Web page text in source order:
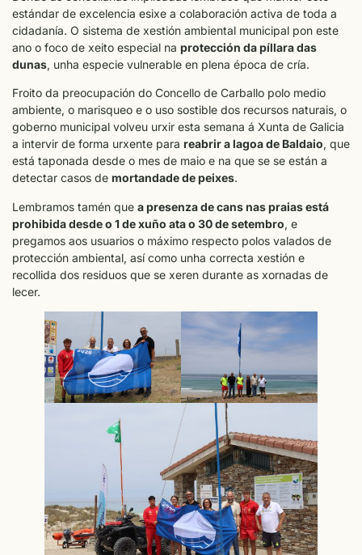
estándar de excelencia esixe a colaboración activa de toda a
cidadanía. O sistema de xestión ambiental municipal pon este
ano o foco de xeito especial na protección da píllara das
dunas, unha especie vulnerable en plena época de cría.
Froito da preocupación do Concello de Carballo polo medio
ambiente, o marisqueo e o uso sostible dos recursos naturais, o
goberno municipal volveu urxir esta semana á Xunta de Galicia
a intervir de forma urxente para reabrir a lagoa de Baldaio, que
está taponada desde o mes de maio e na que se se están a
detectar casos de mortandade de peixes.
Lembramos tamén que a presenza de cans nas praias está
prohibida desde o 1 de xuño ata o 30 de setembro, e
pregamos aos usuarios o máximo respecto polos valados de
protección ambiental, así como unha correcta xestión e
recollida dos residuos que se xeren durante as xornadas de
lecer.